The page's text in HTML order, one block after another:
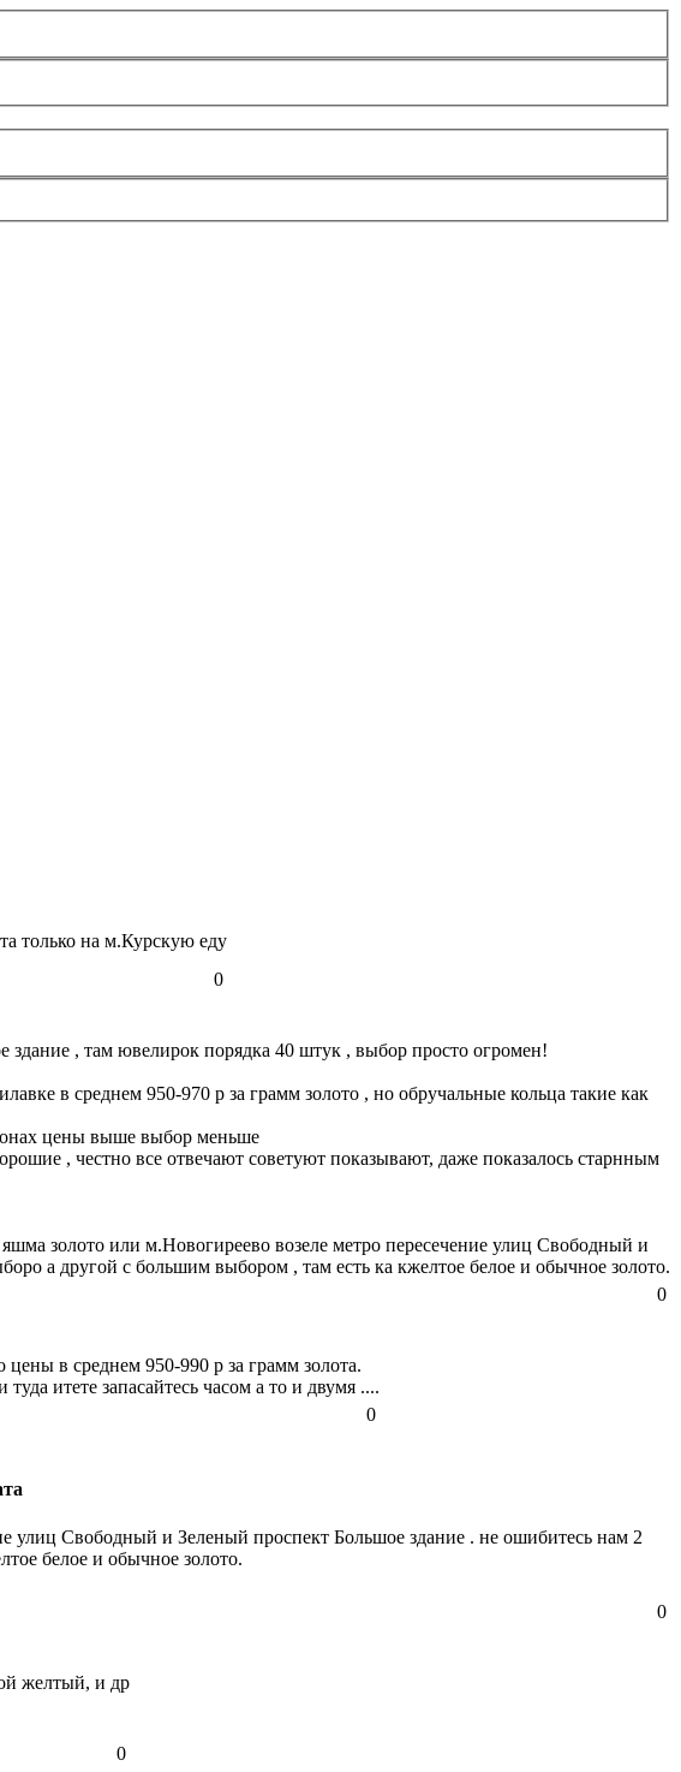
только на м.Курскую еду
0
здание , там ювелирок порядка 40 штук , выбор просто огромен!
в среднем 950-970 р за грамм золото , но обручальные кольца такие как
цены выше выбор меньше
, честно все отвечают советуют показывают, даже показалось старнным
золото или м.Новогиреево возеле метро пересечение улиц Свободный и
а другой с большим выбором , там есть ка кжелтое белое и обычное золото.
0
в среднем 950-990 р за грамм золота.
итете запасайтесь часом а то и двумя ....
0
улиц Свободный и Зеленый проспект Большое здание . не ошибитесь нам 2
белое и обычное золото.
0
желтый, и др
0